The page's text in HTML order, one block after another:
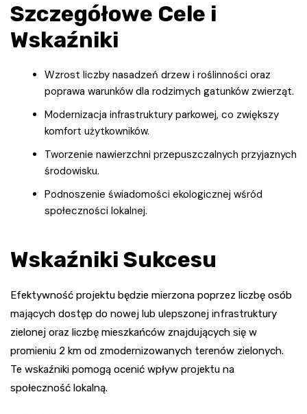
Szczegółowe Cele i
Wskaźniki
Wzrost liczby nasadzeń drzew i roślinności oraz
poprawa warunków dla rodzimych gatunków zwierząt.
Modernizacja infrastruktury parkowej, co zwiększy
komfort użytkowników.
Tworzenie nawierzchni przepuszczalnych przyjaznych
środowisku.
Podnoszenie świadomości ekologicznej wśród
społeczności lokalnej.
Wskaźniki Sukcesu
Efektywność projektu będzie mierzona poprzez liczbę osób
mających dostęp do nowej lub ulepszonej infrastruktury
zielonej oraz liczbę mieszkańców znajdujących się w
promieniu 2 km od zmodernizowanych terenów zielonych.
Te wskaźniki pomogą ocenić wpływ projektu na
społeczność lokalną.